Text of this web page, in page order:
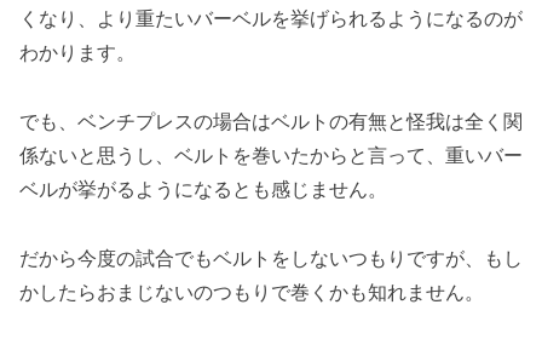
くなり、より重たいバーベルを挙げられるようになるのが
わかります。
でも、ベンチプレスの場合はベルトの有無と怪我は全く関
係ないと思うし、ベルトを巻いたからと言って、重いバー
ベルが挙がるようになるとも感じません。
だから今度の試合でもベルトをしないつもりですが、もし
かしたらおまじないのつもりで巻くかも知れません。